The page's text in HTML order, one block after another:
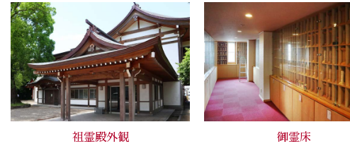
祖霊殿外観 御霊床